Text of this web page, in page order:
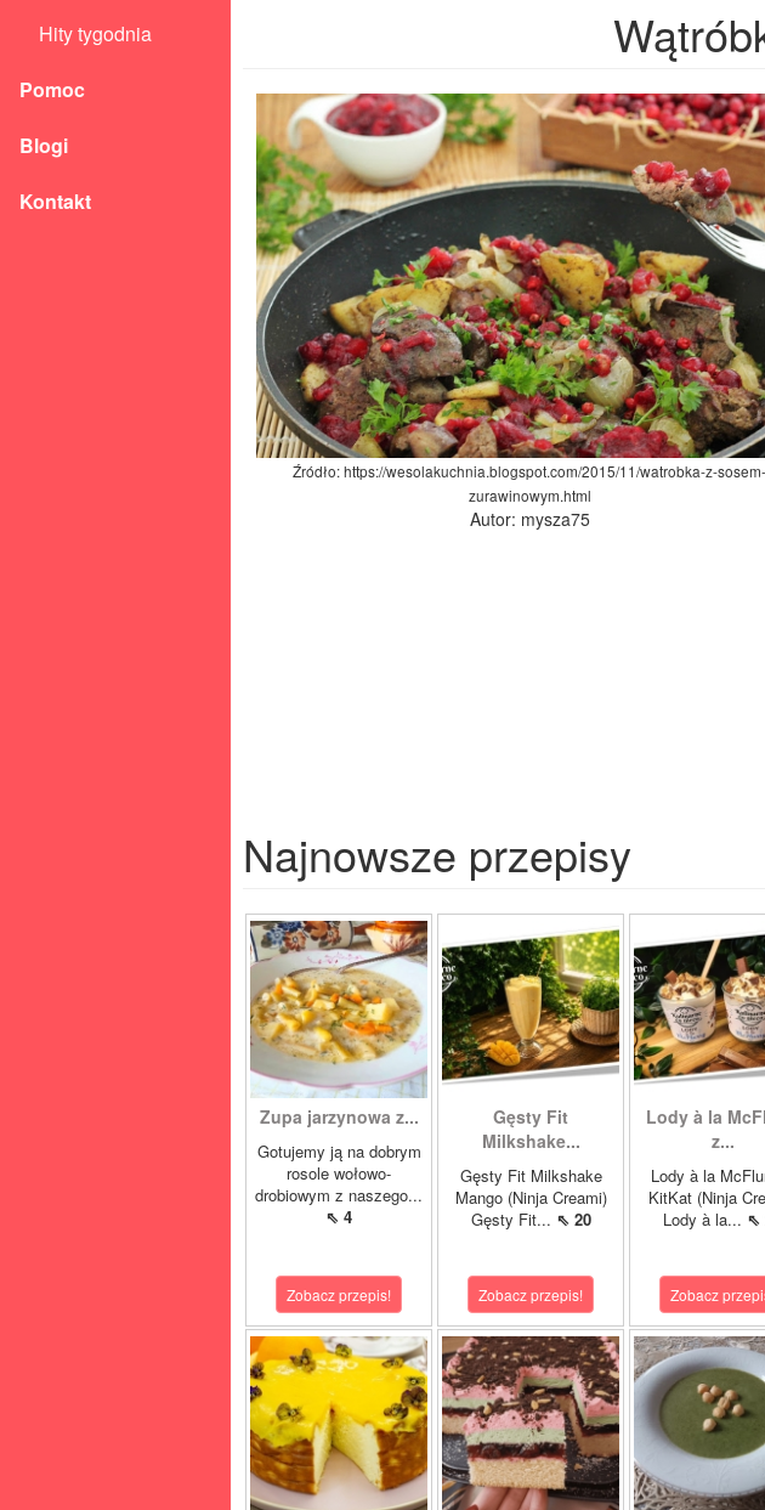
Hity tygodnia
Pomoc
Blogi
Kontakt
Źródło: https://wesolakuchnia.blogspot.com/2015/11/watrobka-z-sosem-
zurawinowym.html
Autor: mysza75
Najnowsze przepisy
Zupa jarzynowa z...
Gotujemy ją na dobrym
rosole wołowo-
drobiowym z naszego...
⇖ 4
Zobacz przepis!
Gęsty Fit
Milkshake...
Gęsty Fit Milkshake
Mango (Ninja Creami)
Gęsty Fit... ⇖ 20
Zobacz przepis!
Lody à la
z...
Lody à la
KitKat (Ninja
Lody à la... ⇖
Zobacz